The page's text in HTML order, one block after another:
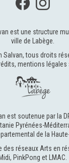
est une structure
ville de Labège.
Salvan, tous droits
mentions légales
est soutenue par la
Pyrénées-
de la
des réseauxArts en
Midi, PinkPong et LMAC.